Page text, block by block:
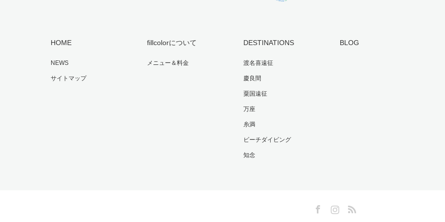
HOME
NEWS
サイトマップ
fillcolorについて
メニュー＆料金
DESTINATIONS
渡名喜遠征
慶良間
粟国遠征
万座
糸満
ビーチダイビング
知念
BLOG